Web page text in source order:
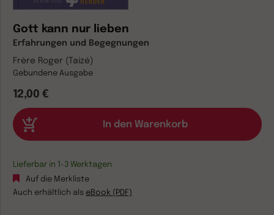
Gott kann nur lieben
Erfahrungen und Begegnungen
Frère Roger (Taizé)
Gebundene Ausgabe
12,00 €
Lieferbar in 1-3 Werktagen
Auf die Merkliste
Auch erhältlich als eBook (PDF)